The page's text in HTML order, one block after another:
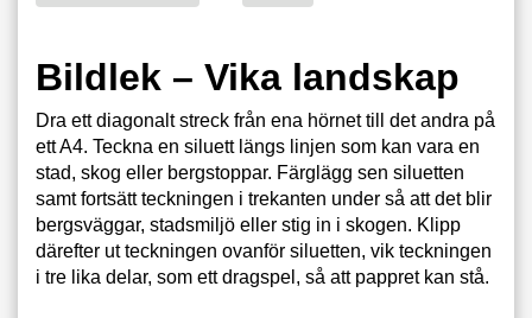
Bildlek – Vika landskap
Dra ett diagonalt streck från ena hörnet till det andra på
ett A4. Teckna en siluett längs linjen som kan vara en
stad, skog eller bergstoppar. Färglägg sen siluetten
samt fortsätt teckningen i trekanten under så att det blir
bergsväggar, stadsmiljö eller stig in i skogen. Klipp
därefter ut teckningen ovanför siluetten, vik teckningen
i tre lika delar, som ett dragspel, så att pappret kan stå.